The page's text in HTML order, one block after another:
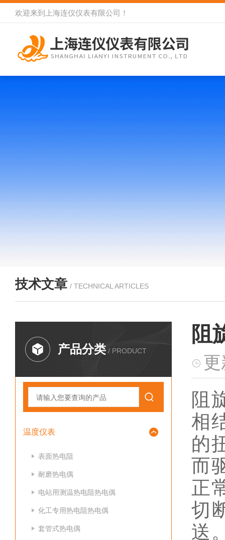
欢迎来到 上海连仪仪表有限公司 ！
技术文章 / TECHNICAL ARTICLES
产品分类 / PRODUCT
温度仪表
表面热电阻
耐磨热电偶
电站用测温热电阻热电偶
化工专用热电阻热电偶
套管式热电偶
阻
阻
相
的
而
正
切
送